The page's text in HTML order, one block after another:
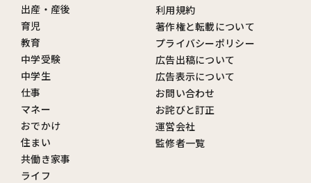
出産・産後
育児
教育
中学受験
中学生
仕事
マネー
おでかけ
住まい
共働き家事
ライフ
利用規約
著作権と転載について
プライバシーポリシー
広告出稿について
広告表示について
お問い合わせ
お詫びと訂正
運営会社
監修者一覧